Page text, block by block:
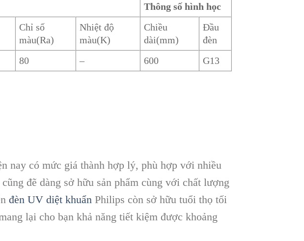
Thông số hình học
Chỉ số
màu(Ra)
Nhiệt độ
màu(K)
Chiều
dài(mm)
Đầu
đèn
80 – 600 G13
nay có mức giá thành hợp lý, phù hợp với nhiều
đẽ dàng sở hữu sản phẩm cùng với chất lượng
đèn UV diệt khuẩnPhilips còn sở hữu tuổi thọ tối
lại cho bạn khả năng tiết kiệm được khoảng